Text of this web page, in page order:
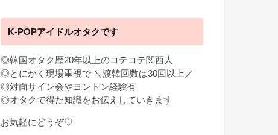
K-POPアイドルオタクです
◎韓国オタク歴20年以上のコテコテ関西人
◎とにかく現場重視で ＼渡韓回数は30回以上／
◎対面サイン会やヨントン経験有
◎オタクで得た知識をお伝えしていきます
お気軽にどうぞ♡